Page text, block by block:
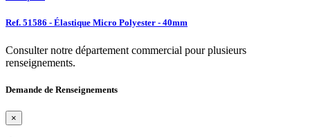
Ref. 51586 - Élastique Micro Polyester - 40mm
Consulter notre département commercial pour plusieurs
renseignements.
Demande de Renseignements
×